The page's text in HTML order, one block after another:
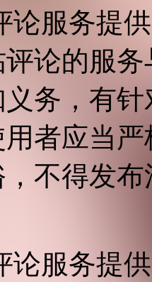
论服务提
论的服
务，有
者应当
不得发
论服务提